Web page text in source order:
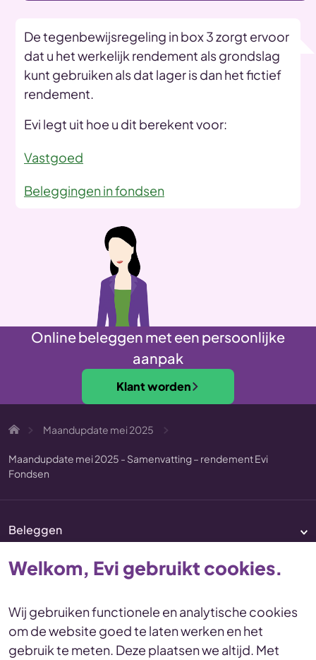
De tegenbewijsregeling in box 3 zorgt ervoor
dat u het werkelijk rendement als grondslag
kunt gebruiken als dat lager is dan het fictief
rendement.
Evi legt uit hoe u dit berekent voor:
Vastgoed
Beleggingen in fondsen
Online beleggen met een persoonlijke
aanpak
Klant worden
Maandupdate mei 2025
Maandupdate mei 2025 - Samenvatting – rendement Evi
Fondsen
Beleggen
Vermogenscoaching
DisclaimerVoorwaarden
Privacy en cookies Statement
Welkom, Evi gebruikt cookies.
Wij gebruiken functionele en analytische cookies
om de website goed te laten werken en het
gebruik te meten. Deze plaatsen we altijd. Met